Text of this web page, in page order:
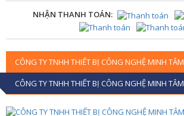
NHẬN THANH TOÁN:
CÔNG TY TNHH THIẾT BỊ CÔNG NGHỆ MINH TÂM
CÔNG TY TNHH THIẾT BỊ CÔNG NGHỆ MINH TÂM